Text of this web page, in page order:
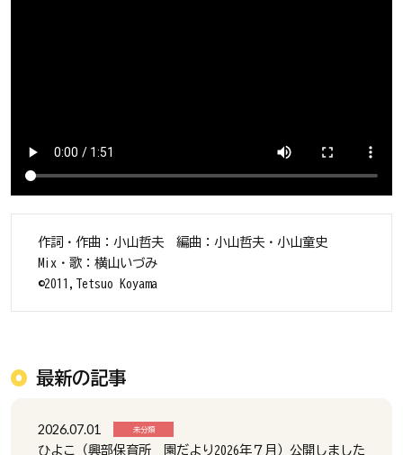
作詞・作曲：小山哲夫 編曲：小山哲夫・小山童史
Mix・歌：横山いづみ
©2011,Tetsuo Koyama
最新の記事
2026.07.01 未分類
ひよこ（興部保育所 園だより2026年７月）公開しました